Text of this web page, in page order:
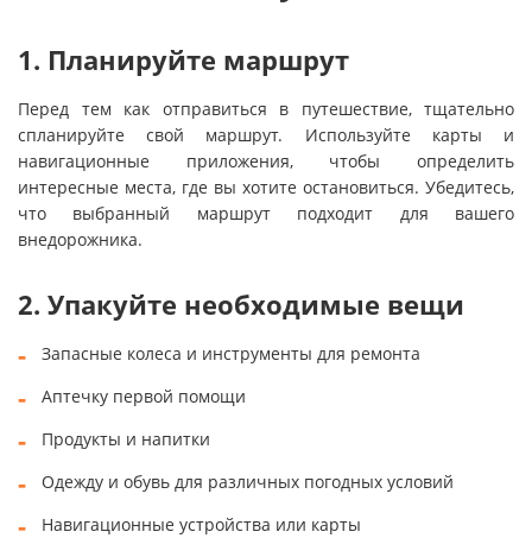
1. Планируйте маршрут
Перед тем как отправиться в путешествие, тщательно
спланируйте свой маршрут. Используйте карты и
навигационные приложения, чтобы определить
интересные места, где вы хотите остановиться. Убедитесь,
что выбранный маршрут подходит для вашего
внедорожника.
2. Упакуйте необходимые вещи
Запасные колеса и инструменты для ремонта
Аптечку первой помощи
Продукты и напитки
Одежду и обувь для различных погодных условий
Навигационные устройства или карты